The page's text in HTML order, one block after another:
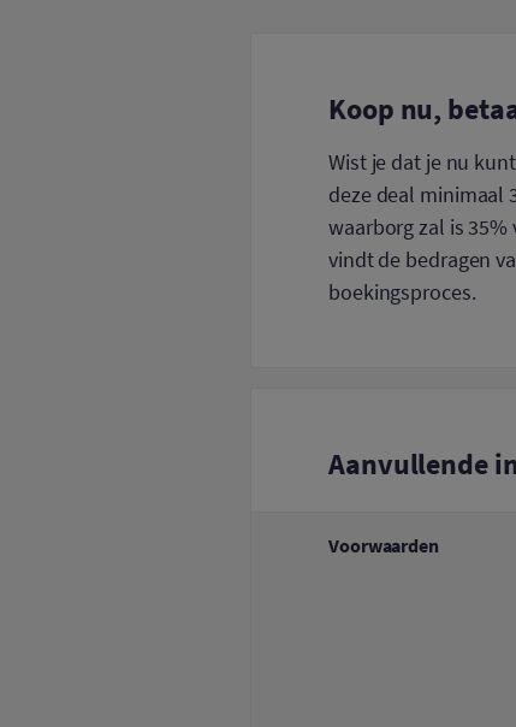
Koop nu,
Wist je dat je nu
deze deal minimaal
waarborg zal is
vindt de bedragen
boekingsproces.
Aanvullende
Voorwaarden